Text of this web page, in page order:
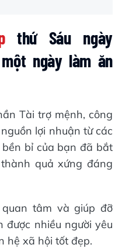
thứ Sáu ngày
ngày làm ăn
Tài trợ mệnh, công
lợi nhuận từ các
bỉ của bạn đã bắt
quả xứng đáng
tâm và giúp đỡ
được nhiều người yêu
hệ xã hội tốt đẹp.